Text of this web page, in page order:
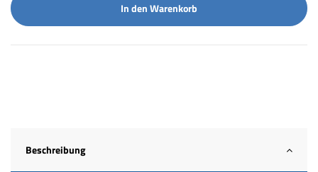
In den Warenkorb
Beschreibung